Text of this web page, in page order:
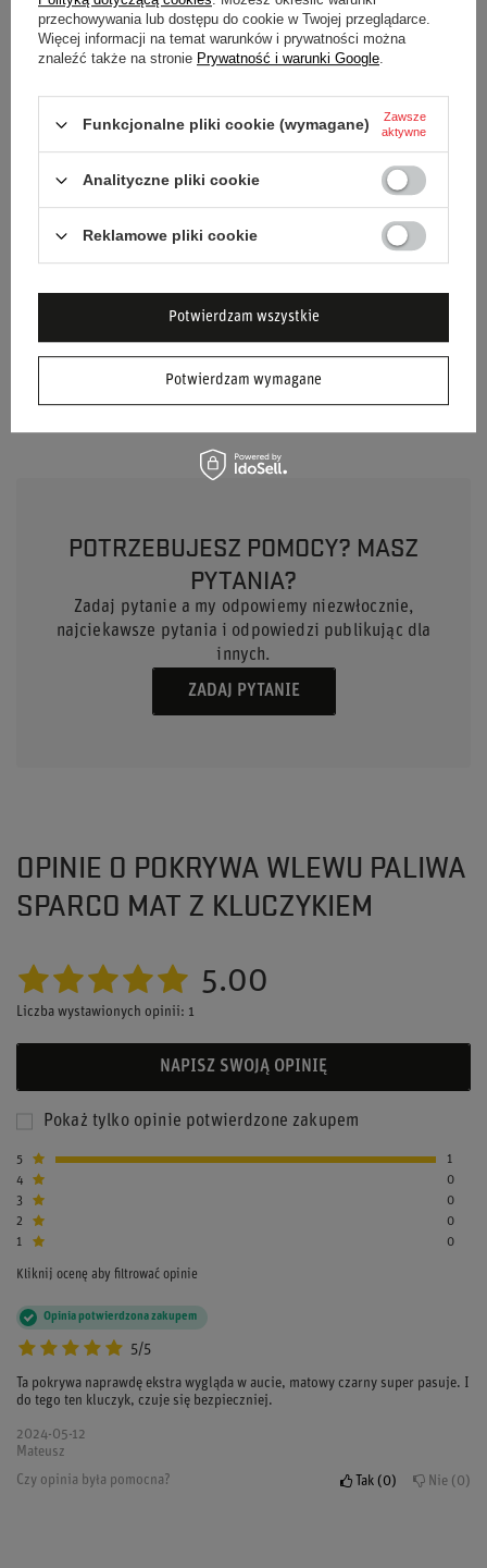
Stan Nowy
Kategoria Akcesoria samochodowe
Gadżety samochodowe
Sparco
Aluminium
POTRZEBUJESZ POMOCY? MASZ
PYTANIA?
Zadaj pytanie a my odpowiemy niezwłocznie,
najciekawsze pytania i odpowiedzi publikując dla
innych.
ZADAJ PYTANIE
OPINIE O POKRYWA WLEWU PALIWA
SPARCO MAT Z KLUCZYKIEM
5.00
Liczba wystawionych opinii: 1
NAPISZ SWOJĄ OPINIĘ
Pokaż tylko opinie potwierdzone zakupem
5
1
4
0
3
0
2
0
1
0
Kliknij ocenę aby filtrować opinie
5/5
Opinia potwierdzona zakupem
Ta pokrywa naprawdę ekstra wygląda w aucie, matowy czarny super pasuje. I
do tego ten kluczyk, czuje się bezpieczniej.
2024-05-12
Mateusz
Czy opinia była pomocna?
Tak 0 Nie 0
przechowywania lub dostępu do cookie w Twojej przeglądarce.
Więcej informacji na temat warunków i prywatności można
znaleźć także na stronie Prywatność i warunki Google.
Funkcjonalne pliki cookie (wymagane)
Zawsze
aktywne
Analityczne pliki cookie
Reklamowe pliki cookie
Potwierdzam wymagane
Potwierdzam wszystkie